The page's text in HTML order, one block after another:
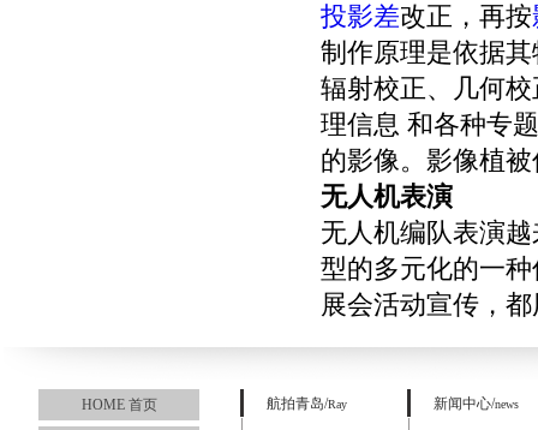
投影差改正，再按
制作原理是依据
辐射校正、几何
理信息 和各种专
的影像。影像植
无人机表演
无人机编队表演
型的多元化的一
展会活动宣传，
HOME 首页 航拍青岛/Ray 新闻中心/news